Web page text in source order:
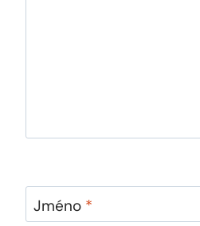
Jméno *